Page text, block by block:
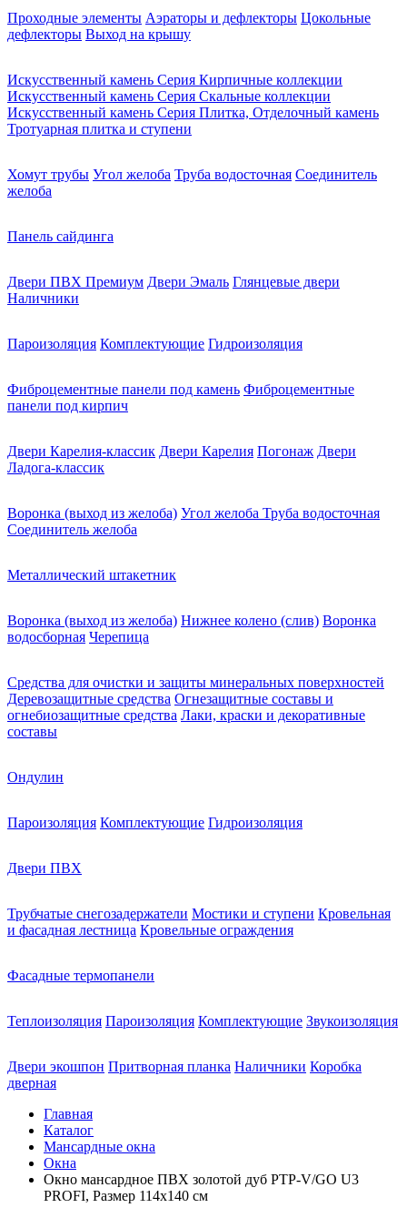
Проходные элементы Аэраторы и дефлекторы Цокольные
дефлекторы Выход на крышу
Искусственный камень Серия Кирпичные коллекции
Искусственный камень Серия Скальные коллекции
Искусственный камень Серия Плитка, Отделочный камень
Тротуарная плитка и ступени
Хомут трубы Угол желоба Труба водосточная Соединитель
желоба
Панель сайдинга
Двери ПВХ Премиум Двери Эмаль Глянцевые двери
Наличники
Пароизоляция Комплектующие Гидроизоляция
Фиброцементные панели под камень Фиброцементные
панели под кирпич
Двери Карелия-классик Двери Карелия Погонаж Двери
Ладога-классик
Воронка (выход из желоба) Угол желоба Труба водосточная
Соединитель желоба
Металлический штакетник
Воронка (выход из желоба) Нижнее колено (слив) Воронка
водосборная Черепица
Средства для очистки и защиты минеральных поверхностей
Деревозащитные средства Огнезащитные составы и
огнебиозащитные средства Лаки, краски и декоративные
составы
Ондулин
Пароизоляция Комплектующие Гидроизоляция
Двери ПВХ
Трубчатые снегозадержатели Мостики и ступени Кровельная
и фасадная лестница Кровельные ограждения
Фасадные термопанели
Теплоизоляция Пароизоляция Комплектующие Звукоизоляция
Двери экошпон Притворная планка Наличники Коробка
дверная
Главная
Каталог
Мансардные окна
Окна
Окно мансардное ПВХ золотой дуб PTP-V/GO U3
PROFI, Размер 114х140 см